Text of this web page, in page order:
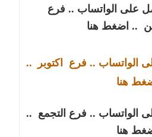
على الواتساب .. فرع
.. اضغط هنا
الواتساب .. فرع اكتوبر
..
هنا
الواتساب .. فرع التجمع ..
هنا